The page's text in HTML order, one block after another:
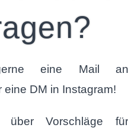
eine Mail an
eine DM in Instagram!
Vorschläge für